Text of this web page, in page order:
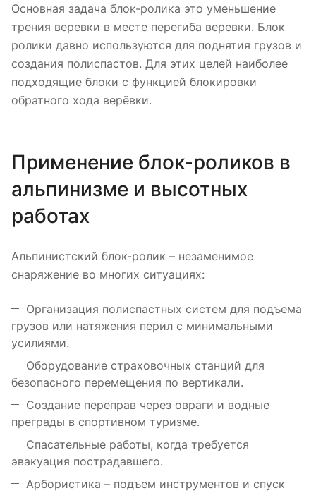
Основная задача блок-ролика это уменьшение
трения веревки в месте перегиба веревки. Блок
ролики давно используются для поднятия грузов и
создания полиспастов. Для этих целей наиболее
подходящие блоки с функцией блокировки
обратного хода верёвки.
Применение блок-роликов в
альпинизме и высотных
работах
Альпинистский блок-ролик – незаменимое
снаряжение во многих ситуациях:
Организация полиспастных систем для подъема
грузов или натяжения перил с минимальными
усилиями.
Оборудование страховочных станций для
безопасного перемещения по вертикали.
Создание переправ через овраги и водные
преграды в спортивном туризме.
Спасательные работы, когда требуется
эвакуация пострадавшего.
Арбористика – подъем инструментов и спуск